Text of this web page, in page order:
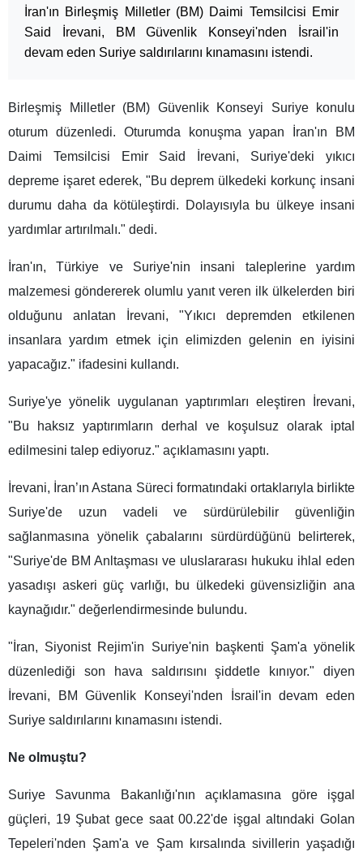
İran'ın Birleşmiş Milletler (BM) Daimi Temsilcisi Emir
Said İrevani, BM Güvenlik Konseyi'nden İsrail'in
devam eden Suriye saldırılarını kınamasını istendi.
Birleşmiş Milletler (BM) Güvenlik Konseyi Suriye konulu
oturum düzenledi. Oturumda konuşma yapan İran'ın BM
Daimi Temsilcisi Emir Said İrevani, Suriye'deki yıkıcı
depreme işaret ederek, "Bu deprem ülkedeki korkunç insani
durumu daha da kötüleştirdi. Dolayısıyla bu ülkeye insani
yardımlar artırılmalı." dedi.
İran'ın, Türkiye ve Suriye'nin insani taleplerine yardım
malzemesi göndererek olumlu yanıt veren ilk ülkelerden biri
olduğunu anlatan İrevani, "Yıkıcı depremden etkilenen
insanlara yardım etmek için elimizden gelenin en iyisini
yapacağız." ifadesini kullandı.
Suriye'ye yönelik uygulanan yaptırımları eleştiren İrevani,
"Bu haksız yaptırımların derhal ve koşulsuz olarak iptal
edilmesini talep ediyoruz." açıklamasını yaptı.
İrevani, İran’ın Astana Süreci formatındaki ortaklarıyla birlikte
Suriye'de uzun vadeli ve sürdürülebilir güvenliğin
sağlanmasına yönelik çabalarını sürdürdüğünü belirterek,
"Suriye'de BM Anltaşması ve uluslararası hukuku ihlal eden
yasadışı askeri güç varlığı, bu ülkedeki güvensizliğin ana
kaynağıdır." değerlendirmesinde bulundu.
"İran, Siyonist Rejim'in Suriye'nin başkenti Şam'a yönelik
düzenlediği son hava saldırısını şiddetle kınıyor." diyen
İrevani, BM Güvenlik Konseyi'nden İsrail'in devam eden
Suriye saldırılarını kınamasını istendi.
Ne olmuştu?
Suriye Savunma Bakanlığı'nın açıklamasına göre işgal
güçleri, 19 Şubat gece saat 00.22'de işgal altındaki Golan
Tepeleri'nden Şam'a ve Şam kırsalında sivillerin yaşadığı